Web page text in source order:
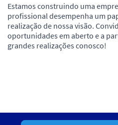
Estamos construindo uma
profissional desempenha um
realização de nossa visão.
oportunidades em aberto e a
grandes realizações conosco!